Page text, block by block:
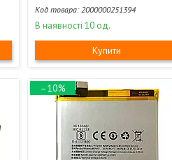
2000000251394
В наявності 10 од.
Купити
–10%